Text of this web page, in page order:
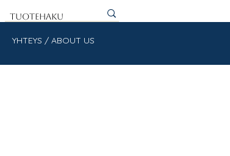
YHTEYS / ABOUT US